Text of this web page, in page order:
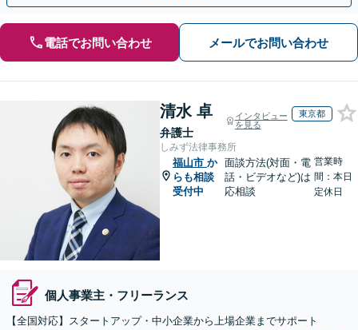
電話でお問い合わせ メールでお問い合わせ
清水 卓
弁護士
インタビュー
を見る
東京都
しみず法律事務所
福山市 か
らも相談
受付中
面談方法(対面・電
話・ビデオなど)は
応相談
営業時
間：本日
定休日
個人事業主・フリーランス
【全国対応】スタートアップ・中小企業から上場企業までサポート